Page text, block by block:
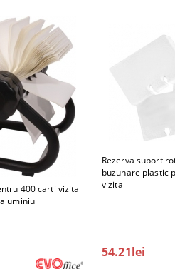
400 carti vizita
Rezerva suport
buzunare plastic
vizita
54.21lei